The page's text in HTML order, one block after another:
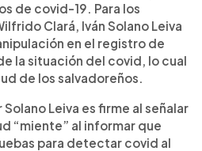
de covid-19. Para los
Clará, Iván Solano Leiva
en el registro de
la situación del covid, lo cual
de los salvadoreños.
Leiva es firme al señalar
“miente” al informar que
para detectar covid al